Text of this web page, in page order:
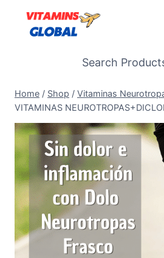
content
Search
Home / Shop / Vitaminas
VITAMINAS